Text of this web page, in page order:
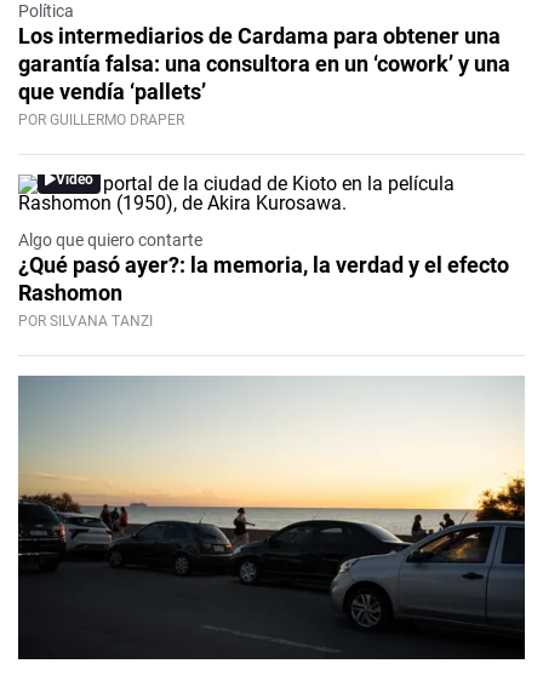
Política
Los intermediarios de Cardama para obtener una
garantía falsa: una consultora en un ‘cowork’ y una
que vendía ‘pallets’
POR GUILLERMO DRAPER
Video
Algo que quiero contarte
¿Qué pasó ayer?: la memoria, la verdad y el efecto
Rashomon
POR SILVANA TANZI